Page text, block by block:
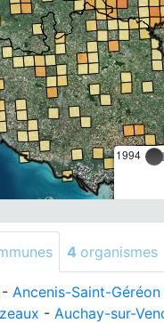
1994
4 organismes
- Ancenis-Saint-Géréon
- Auchay-sur-